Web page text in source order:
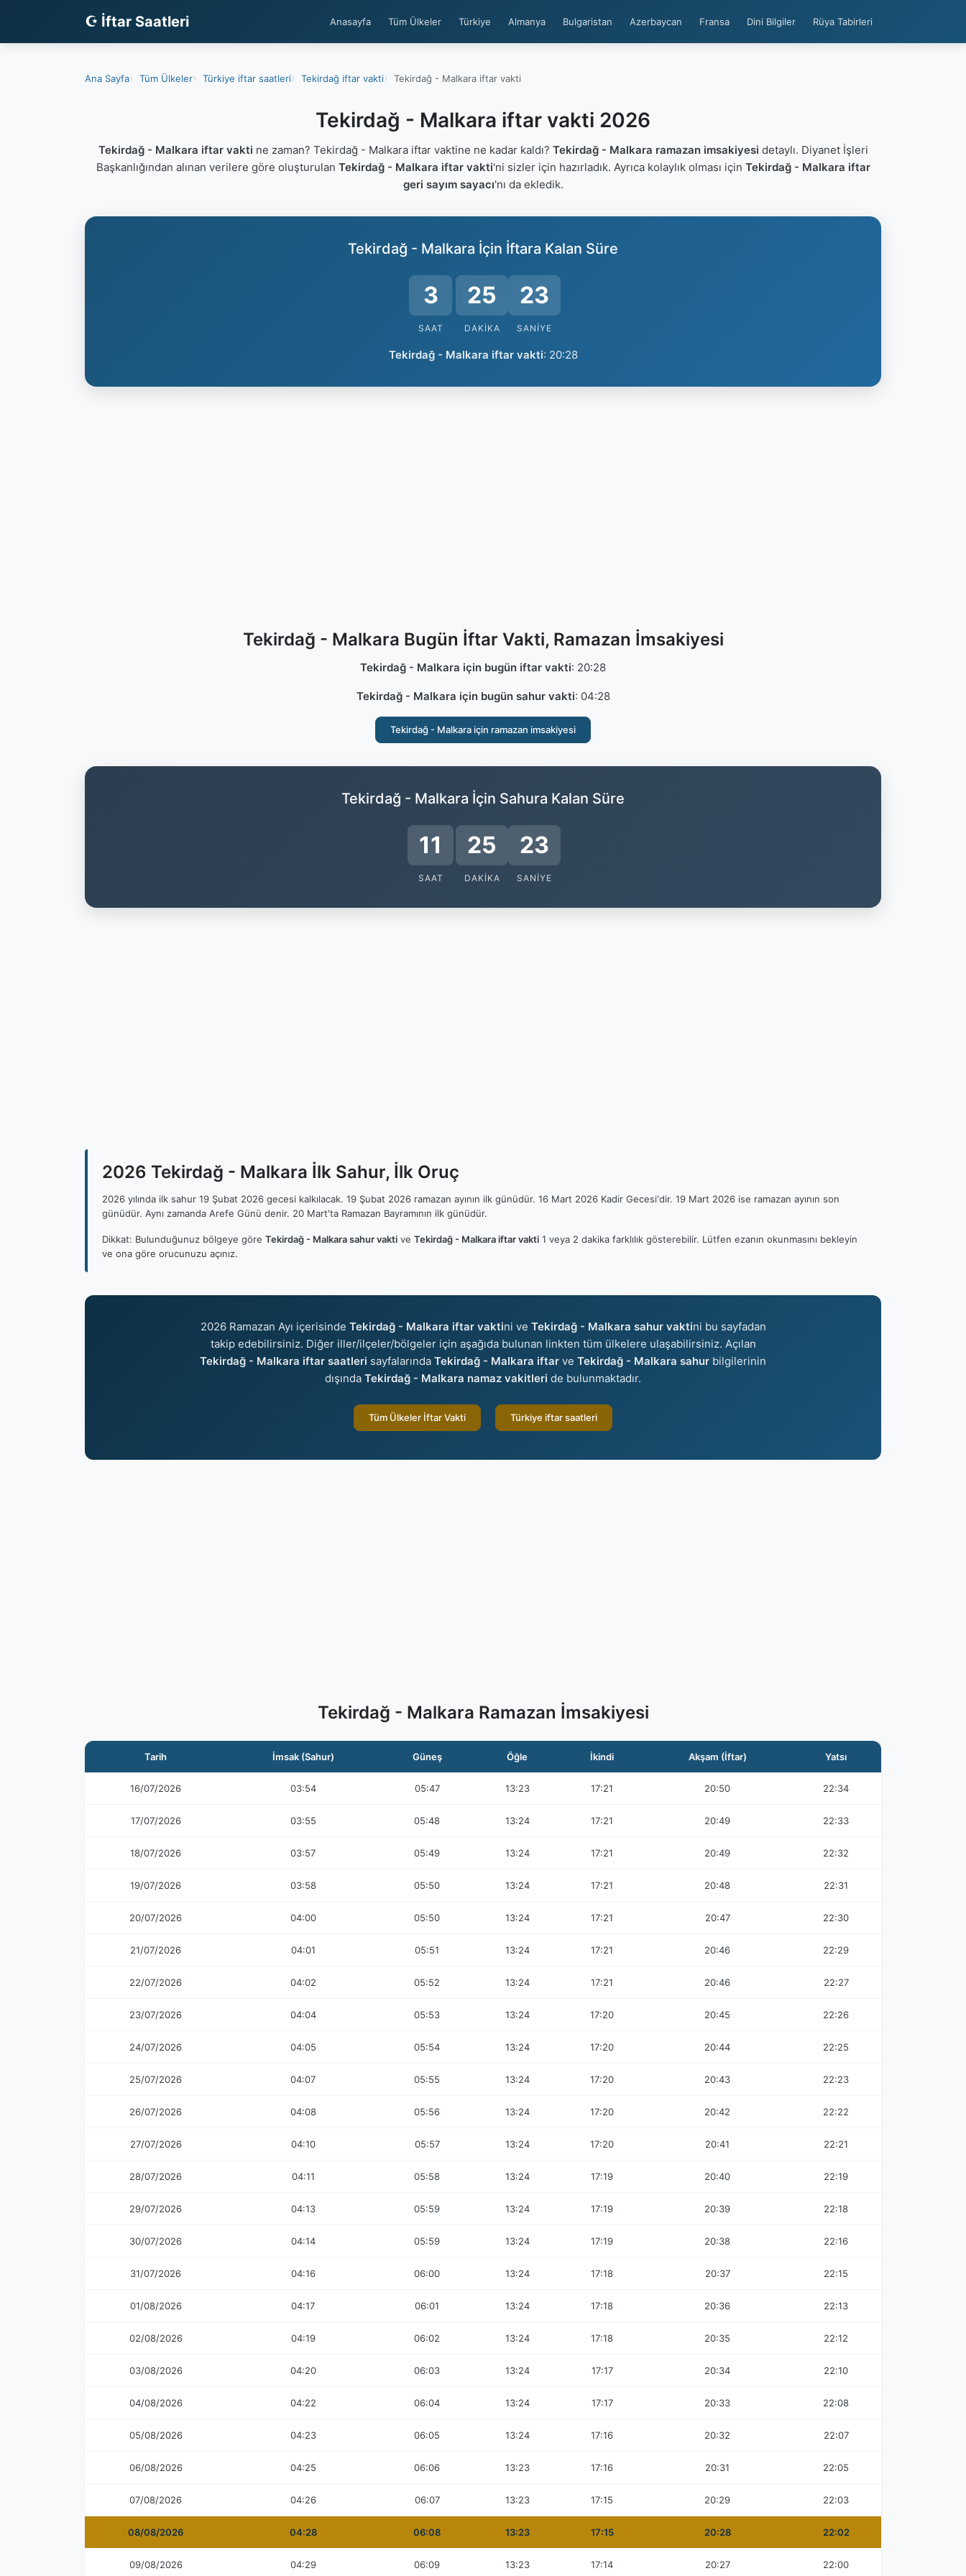
☪ İftar Saatleri Anasayfa Tüm Ülkeler Türkiye Almanya Bulgaristan Azerbaycan Fransa Dini Bilgiler Rüya Tabirleri
Ana Sayfa Tüm Ülkeler Türkiye iftar saatleri Tekirdağ iftar vakti Tekirdağ - Malkara iftar vakti
Tekirdağ - Malkara iftar vakti 2026
Tekirdağ - Malkara iftar vakti ne zaman? Tekirdağ - Malkara iftar vaktine ne kadar kaldı? Tekirdağ - Malkara ramazan imsakiyesi detaylı. Diyanet İşleri
Başkanlığından alınan verilere göre oluşturulan Tekirdağ - Malkara iftar vakti'ni sizler için hazırladık. Ayrıca kolaylık olması için Tekirdağ - Malkara iftar
geri sayım sayacı'nı da ekledik.
Tekirdağ - Malkara İçin İftara Kalan Süre
3
SAAT
25
DAKIKA
22
SANIYE
Tekirdağ - Malkara iftar vakti: 20:28
Tekirdağ - Malkara Bugün İftar Vakti, Ramazan İmsakiyesi
Tekirdağ - Malkara için bugün iftar vakti: 20:28
Tekirdağ - Malkara için bugün sahur vakti: 04:28
Tekirdağ - Malkara için ramazan imsakiyesi
Tekirdağ - Malkara İçin Sahura Kalan Süre
11
SAAT
25
DAKIKA
22
SANIYE
2026 Tekirdağ - Malkara İlk Sahur, İlk Oruç
2026 yılında ilk sahur 19 Şubat 2026 gecesi kalkılacak. 19 Şubat 2026 ramazan ayının ilk günüdür. 16 Mart 2026 Kadir Gecesi'dir. 19 Mart 2026 ise ramazan ayının son
günüdür. Aynı zamanda Arefe Günü denir. 20 Mart'ta Ramazan Bayramının ilk günüdür.
Dikkat: Bulunduğunuz bölgeye göre Tekirdağ - Malkara sahur vakti ve Tekirdağ - Malkara iftar vakti 1 veya 2 dakika farklılık gösterebilir. Lütfen ezanın okunmasını bekleyin
ve ona göre orucunuzu açınız.
2026 Ramazan Ayı içerisinde Tekirdağ - Malkara iftar vaktini ve Tekirdağ - Malkara sahur vaktini bu sayfadan
takip edebilirsiniz. Diğer iller/ilçeler/bölgeler için aşağıda bulunan linkten tüm ülkelere ulaşabilirsiniz. Açılan
Tekirdağ - Malkara iftar saatleri sayfalarında Tekirdağ - Malkara iftar ve Tekirdağ - Malkara sahur bilgilerinin
dışında Tekirdağ - Malkara namaz vakitleri de bulunmaktadır.
Tüm Ülkeler İftar Vakti Türkiye iftar saatleri
Tekirdağ - Malkara Ramazan İmsakiyesi
Tarih İmsak (Sahur) Güneş Öğle İkindi Akşam (İftar) Yatsı
16/07/2026 03:54 05:47 13:23 17:21 20:50 22:34
17/07/2026 03:55 05:48 13:24 17:21 20:49 22:33
18/07/2026 03:57 05:49 13:24 17:21 20:49 22:32
19/07/2026 03:58 05:50 13:24 17:21 20:48 22:31
20/07/2026 04:00 05:50 13:24 17:21 20:47 22:30
21/07/2026 04:01 05:51 13:24 17:21 20:46 22:29
22/07/2026 04:02 05:52 13:24 17:21 20:46 22:27
23/07/2026 04:04 05:53 13:24 17:20 20:45 22:26
24/07/2026 04:05 05:54 13:24 17:20 20:44 22:25
25/07/2026 04:07 05:55 13:24 17:20 20:43 22:23
26/07/2026 04:08 05:56 13:24 17:20 20:42 22:22
27/07/2026 04:10 05:57 13:24 17:20 20:41 22:21
28/07/2026 04:11 05:58 13:24 17:19 20:40 22:19
29/07/2026 04:13 05:59 13:24 17:19 20:39 22:18
30/07/2026 04:14 05:59 13:24 17:19 20:38 22:16
31/07/2026 04:16 06:00 13:24 17:18 20:37 22:15
01/08/2026 04:17 06:01 13:24 17:18 20:36 22:13
02/08/2026 04:19 06:02 13:24 17:18 20:35 22:12
03/08/2026 04:20 06:03 13:24 17:17 20:34 22:10
04/08/2026 04:22 06:04 13:24 17:17 20:33 22:08
05/08/2026 04:23 06:05 13:24 17:16 20:32 22:07
06/08/2026 04:25 06:06 13:23 17:16 20:31 22:05
07/08/2026 04:26 06:07 13:23 17:15 20:29 22:03
08/08/2026 04:28 06:08 13:23 17:15 20:28 22:02
09/08/2026 04:29 06:09 13:23 17:14 20:27 22:00